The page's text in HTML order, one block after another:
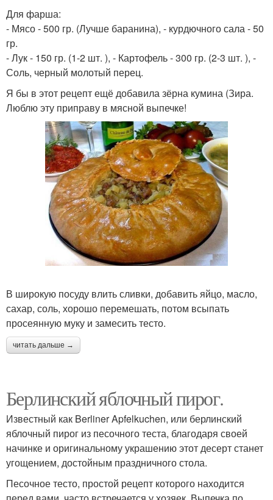
Для фарша:
- Мясо - 500 гр. (Лучше баранина), - курдючного сала - 50
гр.
- Лук - 150 гр. (1-2 шт. ), - Картофель - 300 гр. (2-3 шт. ), -
Соль, черный молотый перец.
Я бы в этот рецепт ещё добавила зёрна кумина (Зира.
Люблю эту приправу в мясной выпечке!
В широкую посуду влить сливки, добавить яйцо, масло,
сахар, соль, хорошо перемешать, потом всыпать
просеянную муку и замесить тесто.
читать дальше →
Берлинский яблочный пирог.
Известный как Berliner Apfelkuchen, или берлинский
яблочный пирог из песочного теста, благодаря своей
начинке и оригинальному украшению этот десерт станет
угощением, достойным праздничного стола.
Песочное тесто, простой рецепт которого находится